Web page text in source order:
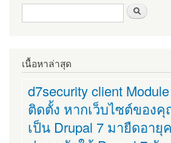
ฟอร์มค้นหา
เนื้อหาล่าสุด
d7security client
ติดตั้ง หากเว็บไซต์ของ
เป็น Drupal 7 มายืดอายุ